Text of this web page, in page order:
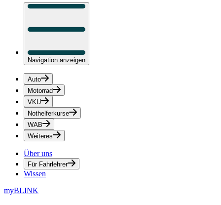
Navigation anzeigen
Auto
Motorrad
VKU
Nothelferkurse
WAB
Weiteres
Über uns
Für Fahrlehrer
Wissen
myBLINK